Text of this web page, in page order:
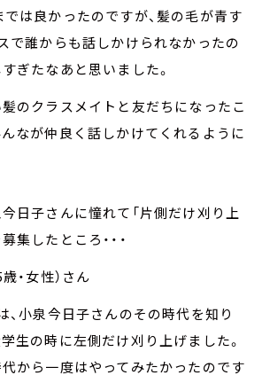
は良かったのですが、髪の毛が青す
で誰からも話しかけられなかったの
ぎたなあと思いました。
髪のクラスメイトと友だちになったこ
んなが仲良く話しかけてくれるように
日子さんに憧れて「片側だけ刈り上
集したところ・・・
・女性）さん
、小泉今日子さんのその時代を知り
生の時に左側だけ刈り上げました。
代から一度はやってみたかったのです